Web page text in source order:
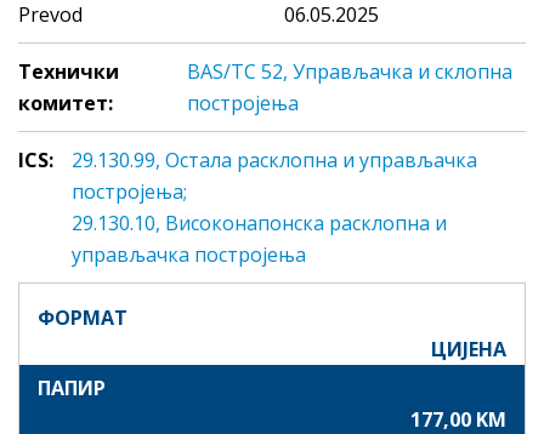
Prevod
06.05.2025
Технички
комитет:
BAS/TC 52, Управљачка и склопна
постројења
ICS:
29.130.99, Oстaлa рaсклoпнa и упрaвљaчкa
пoстрojeњa;
29.130.10, Висoкoнaпoнскa рaсклoпнa и
упрaвљaчкa пoстрojeњa
ФОРМАТ
ЦИЈЕНА
ПАПИР
177,00 KM